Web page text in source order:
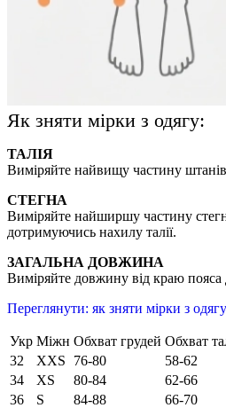
Як зняти мірки з одягу:
ТАЛІЯ
Виміряйте найвищу частину штанів
СТЕГНА
Виміряйте найширшу частину
дотримуючись нахилу талії.
ЗАГАЛЬНА ДОВЖИНА
Виміряйте довжину від краю пояса
Переглянути: як зняти мірки з одягу
Укр Міжн Обхват грудей Обхват
32
XXS 76-80 58-62
34
XS 80-84 62-66
36
S 84-88 66-70